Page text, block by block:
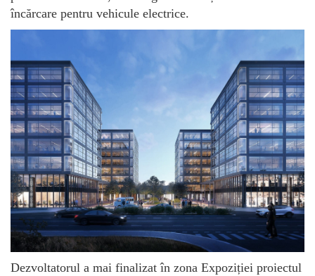
încărcare pentru vehicule electrice.
Dezvoltatorul a mai finalizat în zona Expoziției proiectul